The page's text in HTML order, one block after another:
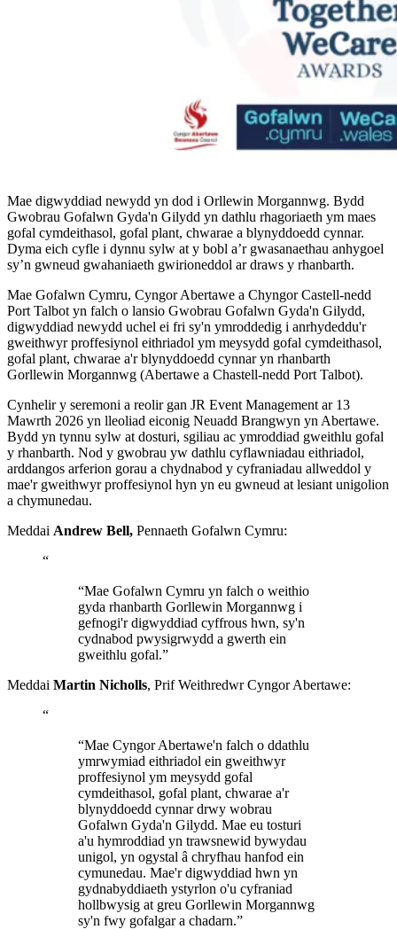
Mae digwyddiad newydd yn dod i Orllewin Morgannwg. Bydd
Gwobrau Gofalwn Gyda'n Gilydd yn dathlu rhagoriaeth ym maes
gofal cymdeithasol, gofal plant, chwarae a blynyddoedd cynnar.
Dyma eich cyfle i dynnu sylw at y bobl a’r gwasanaethau anhygoel
sy’n gwneud gwahaniaeth gwirioneddol ar draws y rhanbarth.
Mae Gofalwn Cymru, Cyngor Abertawe a Chyngor Castell-nedd
Port Talbot yn falch o lansio Gwobrau Gofalwn Gyda'n Gilydd,
digwyddiad newydd uchel ei fri sy'n ymroddedig i anrhydeddu'r
gweithwyr proffesiynol eithriadol ym meysydd gofal cymdeithasol,
gofal plant, chwarae a'r blynyddoedd cynnar yn rhanbarth
Gorllewin Morgannwg (Abertawe a Chastell-nedd Port Talbot).
Cynhelir y seremoni a reolir gan JR Event Management ar 13
Mawrth 2026 yn lleoliad eiconig Neuadd Brangwyn yn Abertawe.
Bydd yn tynnu sylw at dosturi, sgiliau ac ymroddiad gweithlu gofal
y rhanbarth. Nod y gwobrau yw dathlu cyflawniadau eithriadol,
arddangos arferion gorau a chydnabod y cyfraniadau allweddol y
mae'r gweithwyr proffesiynol hyn yn eu gwneud at lesiant unigolion
a chymunedau.
Meddai Andrew Bell, Pennaeth Gofalwn Cymru:
“
“Mae Gofalwn Cymru yn falch o weithio
gyda rhanbarth Gorllewin Morgannwg i
gefnogi'r digwyddiad cyffrous hwn, sy'n
cydnabod pwysigrwydd a gwerth ein
gweithlu gofal.”
Meddai Martin Nicholls, Prif Weithredwr Cyngor Abertawe:
“
“Mae Cyngor Abertawe'n falch o ddathlu
ymrwymiad eithriadol ein gweithwyr
proffesiynol ym meysydd gofal
cymdeithasol, gofal plant, chwarae a'r
blynyddoedd cynnar drwy wobrau
Gofalwn Gyda'n Gilydd. Mae eu tosturi
a'u hymroddiad yn trawsnewid bywydau
unigol, yn ogystal â chryfhau hanfod ein
cymunedau. Mae'r digwyddiad hwn yn
gydnabyddiaeth ystyrlon o'u cyfraniad
hollbwysig at greu Gorllewin Morgannwg
sy'n fwy gofalgar a chadarn.”